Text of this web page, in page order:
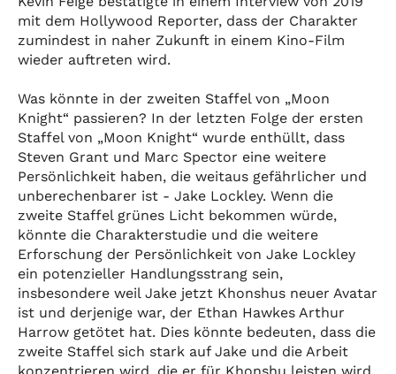
mit dem Hollywood Reporter, dass der Charakter
zumindest in naher Zukunft in einem Kino-Film
wieder auftreten wird.
Was könnte in der zweiten Staffel von „Moon
Knight“ passieren? In der letzten Folge der ersten
Staffel von „Moon Knight“ wurde enthüllt, dass
Steven Grant und Marc Spector eine weitere
Persönlichkeit haben, die weitaus gefährlicher und
unberechenbarer ist - Jake Lockley. Wenn die
zweite Staffel grünes Licht bekommen würde,
könnte die Charakterstudie und die weitere
Erforschung der Persönlichkeit von Jake Lockley
ein potenzieller Handlungsstrang sein,
insbesondere weil Jake jetzt Khonshus neuer Avatar
ist und derjenige war, der Ethan Hawkes Arthur
Harrow getötet hat. Dies könnte bedeuten, dass die
zweite Staffel sich stark auf Jake und die Arbeit
konzentrieren wird, die er für Khonshu leisten wird.